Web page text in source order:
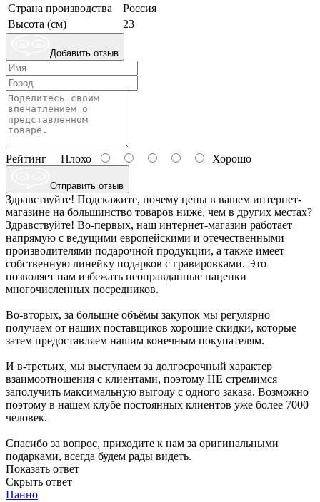
Страна производства
Россия
Высота (см)
23
Добавить отзыв
Рейтинг Плохо Хорошо
Отправить отзыв
Здравствуйте! Подскажите, почему цены в вашем интернет-
магазине на большинство товаров ниже, чем в других местах?
Здравствуйте! Во-первых, наш интернет-магазин работает
напрямую с ведущими европейскими и отечественными
производителями подарочной продукции, а также имеет
собственную линейку подарков с гравировками. Это
позволяет нам избежать неоправданные наценки
многочисленных посредников.
Во-вторых, за большие объёмы закупок мы регулярно
получаем от наших поставщиков хорошие скидки, которые
затем предоставляем нашим конечным покупателям.
И в-третьих, мы выступаем за долгосрочный характер
взаимоотношения с клиентами, поэтому НЕ стремимся
заполучить максимальную выгоду с одного заказа. Возможно
поэтому в нашем клубе постоянных клиентов уже более 7000
человек.
Спасибо за вопрос, приходите к нам за оригинальными
подарками, всегда будем рады видеть.
Показать ответ
Скрыть ответ
Панно